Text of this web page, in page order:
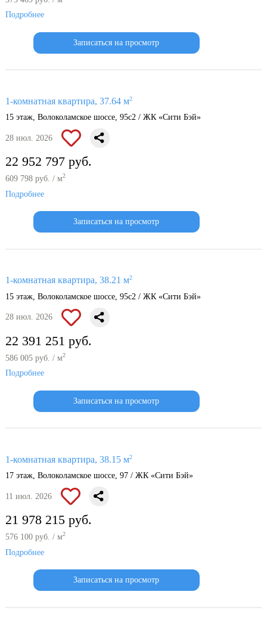
Подробнее
Записаться на просмотр
1-комнатная квартира, 37.64 м2
15 этаж, Волоколамское шоссе, 95с2 / ЖК «Сити Бэй»
28 июл. 2026
22 952 797 руб.
609 798 руб. / м2
Подробнее
Записаться на просмотр
1-комнатная квартира, 38.21 м2
15 этаж, Волоколамское шоссе, 95с2 / ЖК «Сити Бэй»
28 июл. 2026
22 391 251 руб.
586 005 руб. / м2
Подробнее
Записаться на просмотр
1-комнатная квартира, 38.15 м2
17 этаж, Волоколамское шоссе, 97 / ЖК «Сити Бэй»
11 июл. 2026
21 978 215 руб.
576 100 руб. / м2
Подробнее
Записаться на просмотр